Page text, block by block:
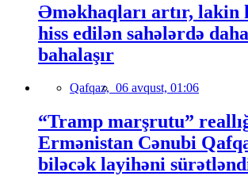
Əməkhaqları artır, lakin
hiss edilən sahələrdə
bahalaşır
Qafqaz, 06 avqust, 01:06
“Tramp marşrutu”
Ermənistan Cənubi
biləcək layihəni